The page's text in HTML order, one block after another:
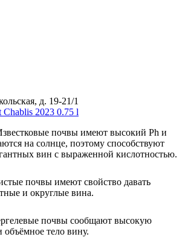
д. 19-21/1
почвы имеют высокий Ph и
на солнце, поэтому способствуют
вин с выраженной кислотностью.
почвы имеют свойство давать
и округлые вина.
почвы сообщают высокую
объёмное тело вину.